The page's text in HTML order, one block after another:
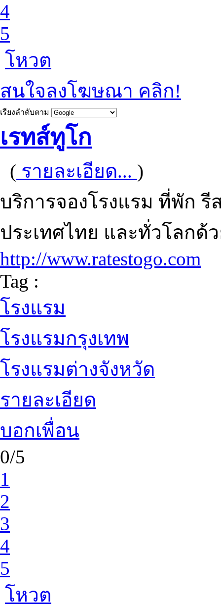
4
5
โหวต
สนใจลงโฆษณา คลิก!
เรียงลำดับตาม
เรทส์ทูโก
( รายละเอียด... )
บริการจองโรงแรม ที่พัก
ประเทศไทย และทั่วโลกด้
http://www.ratestogo.com
Tag :
โรงแรม
โรงแรมกรุงเทพ
โรงแรมต่างจังหวัด
รายละเอียด
บอกเพื่อน
0/5
1
2
3
4
5
โหวต